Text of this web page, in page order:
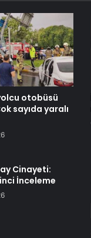
otobüsü
sayıda yaralı
Cinayeti:
İnceleme